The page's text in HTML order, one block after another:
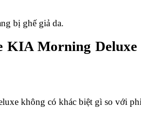
bị ghế giả da.
KIA Morning Deluxe
không có khác biệt gì so với